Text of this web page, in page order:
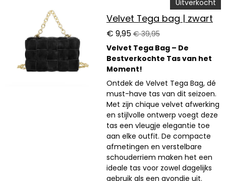
Uitverkocht
Velvet Tega bag | zwart
€ 9,95 € 39,95
Velvet Tega Bag – De
Bestverkochte Tas van het
Moment!
Ontdek de Velvet Tega Bag, dé
must-have tas van dit seizoen.
Met zijn chique velvet afwerking
en stijlvolle ontwerp voegt deze
tas een vleugje elegantie toe
aan elke outfit. De compacte
afmetingen en verstelbare
schouderriem maken het een
ideale tas voor zowel dagelijks
gebruik als een avondje uit.